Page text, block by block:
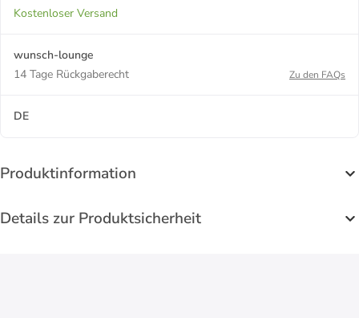
Kostenloser Versand
wunsch-lounge
14 Tage Rückgaberecht
Zu den FAQs
DE
Produktinformation
Details zur Produktsicherheit